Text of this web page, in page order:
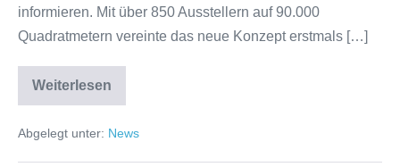
informieren. Mit über 850 Ausstellern auf 90.000
Quadratmetern vereinte das neue Konzept erstmals […]
Weiterlesen
Erfolgreiche
Premiere
OutVenture
–
Abgelegt unter: News